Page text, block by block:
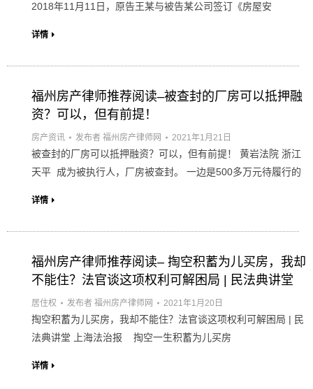
2018年11月11日，原告王某与被告某公司签订《房屋安
详情
福州房产律师推荐阅读–被查封的厂房可以抵押融
资？可以，但有前提！
房产资讯 发布者 福州房产律师网 2021年1月21日
被查封的厂房可以抵押融资？可以，但有前提！ 黄岩法院 浙江
天平 成为被执行人，厂房被查封。 一边是500多万元待履行的
详情
福州房产律师推荐阅读– 掏空积蓄为儿买房，我却
不能住？法官谈这项权利可解困局 | 民法典讲堂
居住权 发布者 福州房产律师网 2021年1月20日
掏空积蓄为儿买房，我却不能住？法官谈这项权利可解困局 | 民
法典讲堂 上海法治报 掏空一生积蓄为儿买房
详情